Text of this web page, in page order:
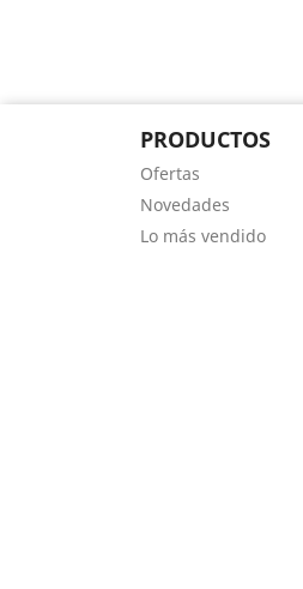
PRODUCTOS
Ofertas
Novedades
Lo más vendido